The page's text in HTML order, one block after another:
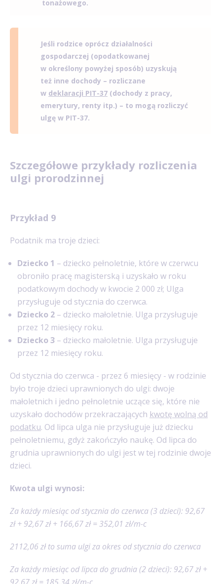
tonażowego.
Jeśli rodzice oprócz działalności
gospodarczej (opodatkowanej
w określony powyżej sposób) uzyskują
też inne dochody – rozliczane
w deklaracji PIT-37 (dochody z pracy,
emerytury, renty itp.) – to mogą rozliczyć
ulgę w PIT-37.
Szczegółowe przykłady rozliczenia
ulgi prorodzinnej
Przykład 9
Podatnik ma troje dzieci:
Dziecko 1 – dziecko pełnoletnie, które w czerwcu
obroniło pracę magisterską i uzyskało w roku
podatkowym dochody w kwocie 2 000 zł; Ulga
przysługuje od stycznia do czerwca.
Dziecko 2 – dziecko małoletnie. Ulga przysługuje
przez 12 miesięcy roku.
Dziecko 3 – dziecko małoletnie. Ulga przysługuje
przez 12 miesięcy roku.
Od stycznia do czerwca - przez 6 miesięcy - w rodzinie
było troje dzieci uprawnionych do ulgi: dwoje
małoletnich i jedno pełnoletnie uczące się, które nie
uzyskało dochodów przekraczających kwotę wolną od
podatku. Od lipca ulga nie przysługuje już dziecku
pełnoletniemu, gdyż zakończyło naukę. Od lipca do
grudnia uprawnionych do ulgi jest w tej rodzinie dwoje
dzieci.
Kwota ulgi wynosi:
Za każdy miesiąc od stycznia do czerwca (3 dzieci): 92,67
zł + 92,67 zł + 166,67 zł = 352,01 zł/m-c
2112,06 zł to suma ulgi za okres od stycznia do czerwca
Za każdy miesiąc od lipca do grudnia (2 dzieci): 92,67 zł +